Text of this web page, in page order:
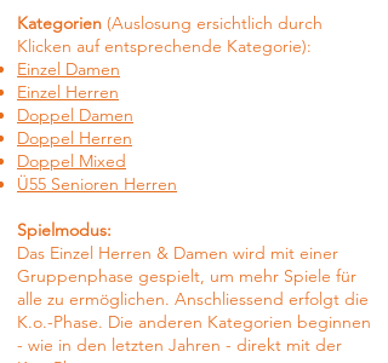
Kategorien (Auslosung ersichtlich durch
Klicken auf entsprechende Kategorie):
Einzel Damen
Einzel Herren
Doppel Damen
Doppel Herren
Doppel Mixed
Ü55 Senioren Herren
Spielmodus:
Das Einzel Herren & Damen wird mit einer
Gruppenphase gespielt, um mehr Spiele für
alle zu ermöglichen. Anschliessend erfolgt die
K.o.-Phase. Die anderen Kategorien beginnen
- wie in den letzten Jahren - direkt mit der